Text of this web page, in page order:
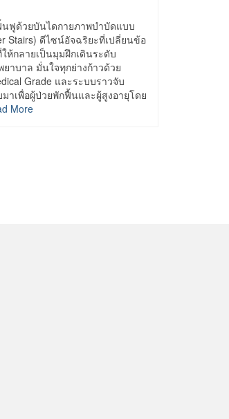
ฟูด้วยบันไดกายภาพบำบัดแบบ
Stairs) ดีไซน์อัจฉริยะที่เปลี่ยนข้อ
ห้กลายเป็นมุมฝึกเดินระดับ
ยาบาล มั่นใจทุกย่างก้าวด้วย
Grade และระบบราวจับ
าเพื่อผู้ป่วยพักฟื้นและผู้สูงอายุโดย
More